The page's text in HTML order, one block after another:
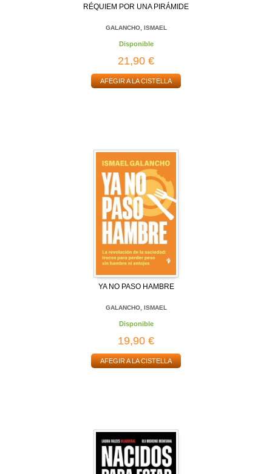
RÉQUIEM POR UNA PIRÁMIDE
GALANCHO, ISMAEL
Disponible
21,90 €
AFEGIR A LA CISTELLA
YA NO PASO HAMBRE
GALANCHO, ISMAEL
Disponible
19,90 €
AFEGIR A LA CISTELLA